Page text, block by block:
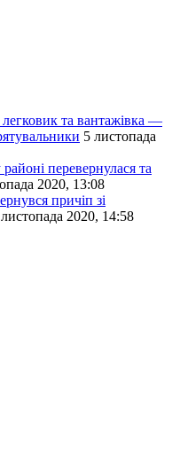
легковик та вантажівка —
5 листопада
перевернулася та
2020, 13:08
причіп зі
2020, 14:58